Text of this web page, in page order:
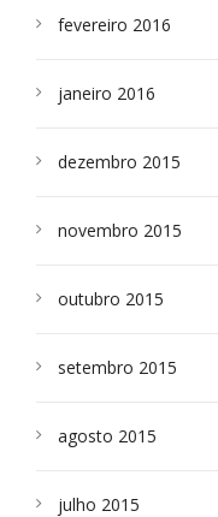
fevereiro 2016
janeiro 2016
dezembro 2015
novembro 2015
outubro 2015
setembro 2015
agosto 2015
julho 2015